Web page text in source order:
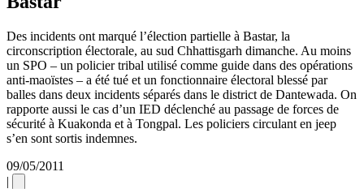
Des incidents ont marqué l’élection partielle à Bastar, la
circonscription électorale, au sud Chhattisgarh dimanche. Au moins
un SPO – un policier tribal utilisé comme guide dans des opérations
anti-maoïstes – a été tué et un fonctionnaire électoral blessé par
balles dans deux incidents séparés dans le district de Dantewada. On
rapporte aussi le cas d’un IED déclenché au passage de forces de
sécurité à Kuakonda et à Tongpal. Les policiers circulant en jeep
s’en sont sortis indemnes.
09/05/2011
|